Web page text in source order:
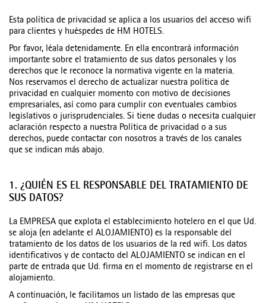
Esta política de privacidad se aplica a los usuarios del acceso wifi
para clientes y huéspedes de HM HOTELS.
Por favor, léala detenidamente. En ella encontrará información
importante sobre el tratamiento de sus datos personales y los
derechos que le reconoce la normativa vigente en la materia.
Nos reservamos el derecho de actualizar nuestra política de
privacidad en cualquier momento con motivo de decisiones
empresariales, así como para cumplir con eventuales cambios
legislativos o jurisprudenciales. Si tiene dudas o necesita cualquier
aclaración respecto a nuestra Política de privacidad o a sus
derechos, puede contactar con nosotros a través de los canales
que se indican más abajo.
1. ¿QUIÉN ES EL RESPONSABLE DEL TRATAMIENTO DE
SUS DATOS?
La EMPRESA que explota el establecimiento hotelero en el que Ud.
se aloja (en adelante el ALOJAMIENTO) es la responsable del
tratamiento de los datos de los usuarios de la red wifi. Los datos
identificativos y de contacto del ALOJAMIENTO se indican en el
parte de entrada que Ud. firma en el momento de registrarse en el
alojamiento.
A continuación, le facilitamos un listado de las empresas que